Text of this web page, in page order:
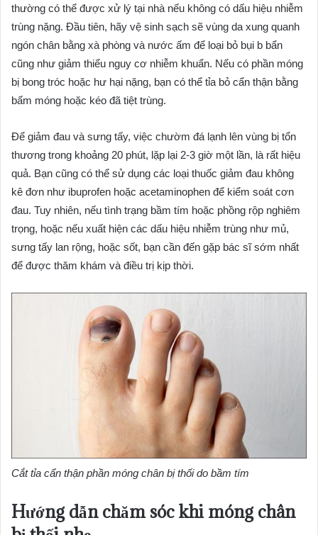
thường có thể được xử lý tại nhà nếu không có dấu hiệu nhiễm
trùng nặng. Đầu tiên, hãy vệ sinh sạch sẽ vùng da xung quanh
ngón chân bằng xà phòng và nước ấm để loại bỏ bụi b bẩn
cũng như giảm thiểu nguy cơ nhiễm khuẩn. Nếu có phần móng
bị bong tróc hoặc hư hại nặng, bạn có thể tỉa bỏ cẩn thận bằng
bấm móng hoặc kéo đã tiệt trùng.
Để giảm đau và sưng tấy, việc chườm đá lạnh lên vùng bị tổn
thương trong khoảng 20 phút, lặp lại 2-3 giờ một lần, là rất hiệu
quả. Bạn cũng có thể sử dụng các loại thuốc giảm đau không
kê đơn như ibuprofen hoặc acetaminophen để kiểm soát cơn
đau. Tuy nhiên, nếu tình trạng bầm tím hoặc phồng rộp nghiêm
trọng, hoặc nếu xuất hiện các dấu hiệu nhiễm trùng như mủ,
sưng tấy lan rộng, hoặc sốt, bạn cần đến gặp bác sĩ sớm nhất
để được thăm khám và điều trị kịp thời.
Cắt tỉa cẩn thận phần móng chân bị thối do bầm tím
Hướng dẫn chăm sóc khi móng chân